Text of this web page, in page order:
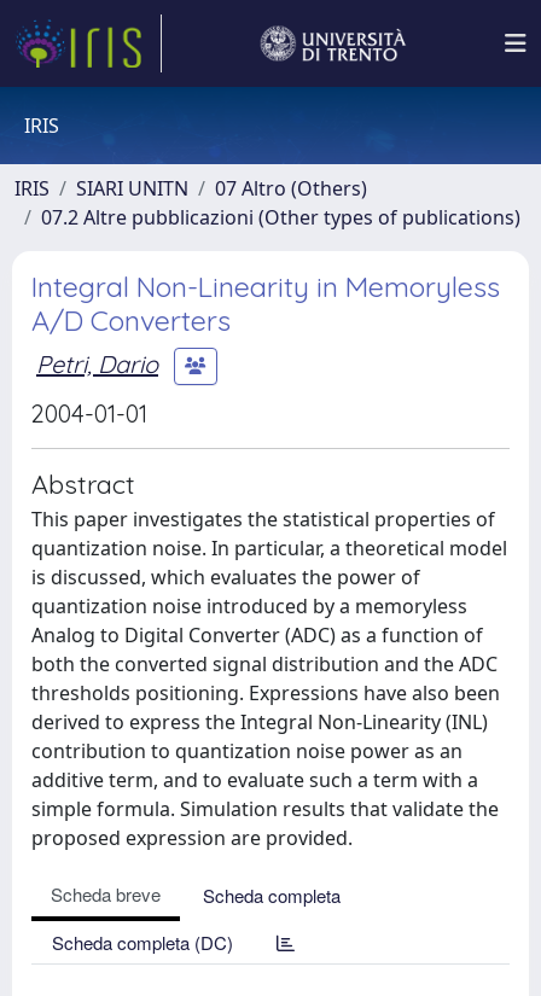
IRIS
IRIS SIARI UNITN
07 Altro (Others)
07.2 Altre pubblicazioni (Other types of publications)
Integral Non-Linearity in Memoryless
A/D Converters
Petri, Dario
2004-01-01
Abstract
This paper investigates the statistical properties of
quantization noise. In particular, a theoretical model
is discussed, which evaluates the power of
quantization noise introduced by a memoryless
Analog to Digital Converter (ADC) as a function of
both the converted signal distribution and the ADC
thresholds positioning. Expressions have also been
derived to express the Integral Non-Linearity (INL)
contribution to quantization noise power as an
additive term, and to evaluate such a term with a
simple formula. Simulation results that validate the
proposed expression are provided.
Scheda breve
Scheda completa
Scheda completa (DC)